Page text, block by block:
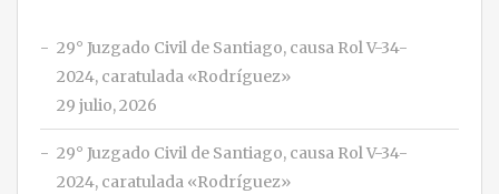
29° Juzgado Civil de Santiago, causa Rol V-34-
2024, caratulada «Rodríguez»
29 julio, 2026
29° Juzgado Civil de Santiago, causa Rol V-34-
2024, caratulada «Rodríguez»